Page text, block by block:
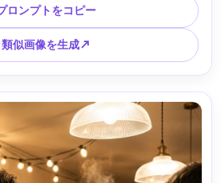
アルな肌、高級リゾート風 --ar 4:5
ロンプトをコピー
類似画像を生成↗